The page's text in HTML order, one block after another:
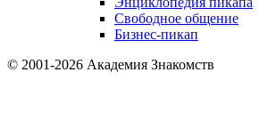
Свободное общение
Бизнес-пикап
© 2001-2026 Академия Знакомств